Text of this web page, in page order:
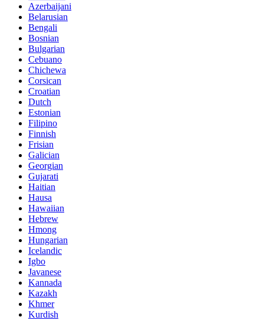
Azerbaijani
Belarusian
Bengali
Bosnian
Bulgarian
Cebuano
Chichewa
Corsican
Croatian
Dutch
Estonian
Filipino
Finnish
Frisian
Galician
Georgian
Gujarati
Haitian
Hausa
Hawaiian
Hebrew
Hmong
Hungarian
Icelandic
Igbo
Javanese
Kannada
Kazakh
Khmer
Kurdish